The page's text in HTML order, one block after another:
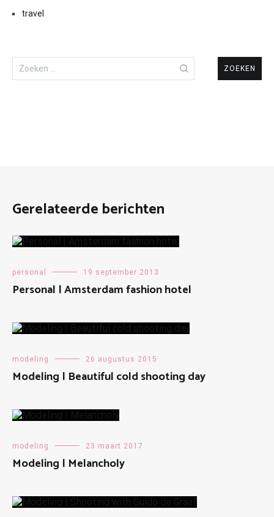
travel
Zoeken
naar:
Gerelateerde berichten
personal 19 september 2013
Personal | Amsterdam fashion hotel
modeling 26 augustus 2015
Modeling | Beautiful cold shooting day
modeling 23 maart 2017
Modeling | Melancholy